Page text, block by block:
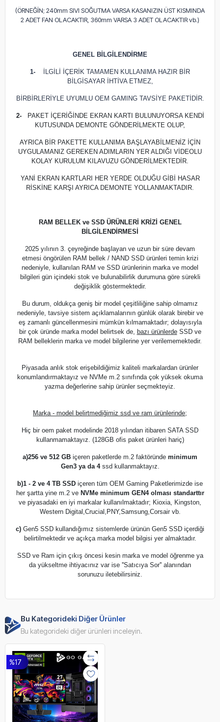
(ÖRNEĞİN; 240mm SIVI SOĞUTMA VARSA KASANIZIN ÜST KISMINDA
2 ADET FAN OLACAKTIR, 360mm VARSA 3 ADET OLACAKTIR vb.)
GENEL BİLGİLENDİRME
1-
İLGİLİ İÇERİK TAMAMEN KULLANIMA HAZIR BİR
BİLGİSAYAR İHTİVA ETMEZ,
BİRBİRLERİYLE UYUMLU OEM GAMING TAVSİYE PAKETİDİR.
2-
PAKET İÇERİĞİNDE EKRAN KARTI BULUNUYORSA KENDİ
KUTUSUNDA DEMONTE GÖNDERİLMEKTE OLUP,
AYRICA BİR PAKETTE KULLANIMA BAŞLAYABİLMENİZ İÇİN
UYGULAMANIZ GEREKEN ADIMLARIN YER ALDIĞI VİDEOLU
KOLAY KURULUM KILAVUZU GÖNDERİLMEKTEDİR.
YANİ EKRAN KARTLARI HER YERDE OLDUĞU GİBİ HASAR
RİSKİNE KARŞI AYRICA DEMONTE YOLLANMAKTADIR.
RAM BELLEK ve SSD ÜRÜNLERİ KRİZİ GENEL
BİLGİLENDİRMESİ
2025 yılının 3. çeyreğinde başlayan ve uzun bir süre devam
etmesi öngörülen RAM bellek / NAND SSD ürünleri temin krizi
nedeniyle, kullanılan RAM ve SSD ürünlerinin marka ve model
bilgileri gün içindeki stok ve bulunabilirlik durumuna göre sürekli
değişiklik göstermektedir.
Bu durum, oldukça geniş bir model çeşitliliğine sahip olmamız
nedeniyle, tavsiye sistem açıklamalarının günlük olarak birebir ve
eş zamanlı güncellenmesini mümkün kılmamaktadır; dolayısıyla
bir çok üründe marka model belirtsek de, bazı ürünlerdeSSD ve
RAM belleklerin marka ve model bilgilerine yer verilememektedir.
Piyasada anlık stok erişebildiğimiz kaliteli markalardan ürünler
konumlandırmaktayız ve NVMe m.2 sınıfında çok yüksek okuma
yazma değerlerine sahip ürünler seçmekteyiz.
Marka - model belirtmediğimiz ssd ve ram ürünlerinde;
Hiç bir oem paket modelinde 2018 yılından itibaren SATA SSD
kullanmamaktayız. (128GB ofis paket ürünleri hariç)
a)256 ve 512 GB içeren paketlerde m.2 faktöründe minimum
Gen3 ya da 4ssd kullanmaktayız.
b)1 - 2 ve 4 TB SSD içeren tüm OEM Gaming Paketlerimizde ise
her şartta yine m.2 ve NVMe minimum GEN4 olması standarttır
ve piyasadaki en iyi markalar kullanılmaktadır; Kioxia, Kingston,
Western Digital,Crucial,PNY,Samsung,Corsair vb.
c) Gen5 SSD kullandığımız sistemlerde ürünün Gen5 SSD içerdiği
belirtilmektedir ve açıkça marka model bilgisi yer almaktadır.
SSD ve Ram için çıkış öncesi kesin marka ve model öğrenme ya
da yükseltme ihtiyacınız var ise ''Satıcıya Sor'' alanından
sorunuzu iletebilirsiniz.
Bu Kategorideki Diğer Ürünler
Bu kategorideki diğer ürünleri inceleyin.
%17